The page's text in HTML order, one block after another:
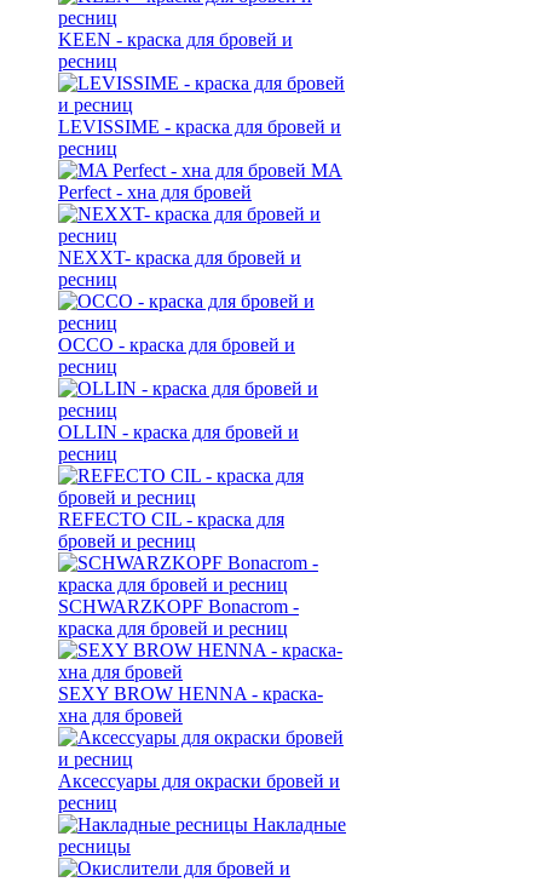
KEEN - краска для бровей и
ресниц
LEVISSIME - краска для бровей и
ресниц
MA
Perfect - хна для бровей
NEXXT- краска для бровей и
ресниц
OCCO - краска для бровей и
ресниц
OLLIN - краска для бровей и
ресниц
REFECTO CIL - краска для
бровей и ресниц
SCHWARZKOPF Bonacrom -
краска для бровей и ресниц
SEXY BROW HENNA - краска-
хна для бровей
Аксессуары для окраски бровей и
ресниц
Накладные
ресницы